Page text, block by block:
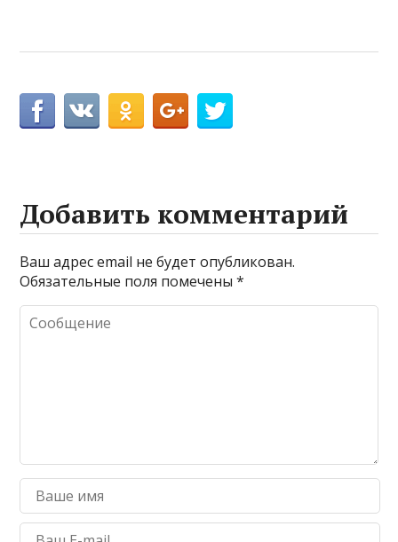
Добавить комментарий
Ваш адрес email не будет опубликован.
Обязательные поля помечены*